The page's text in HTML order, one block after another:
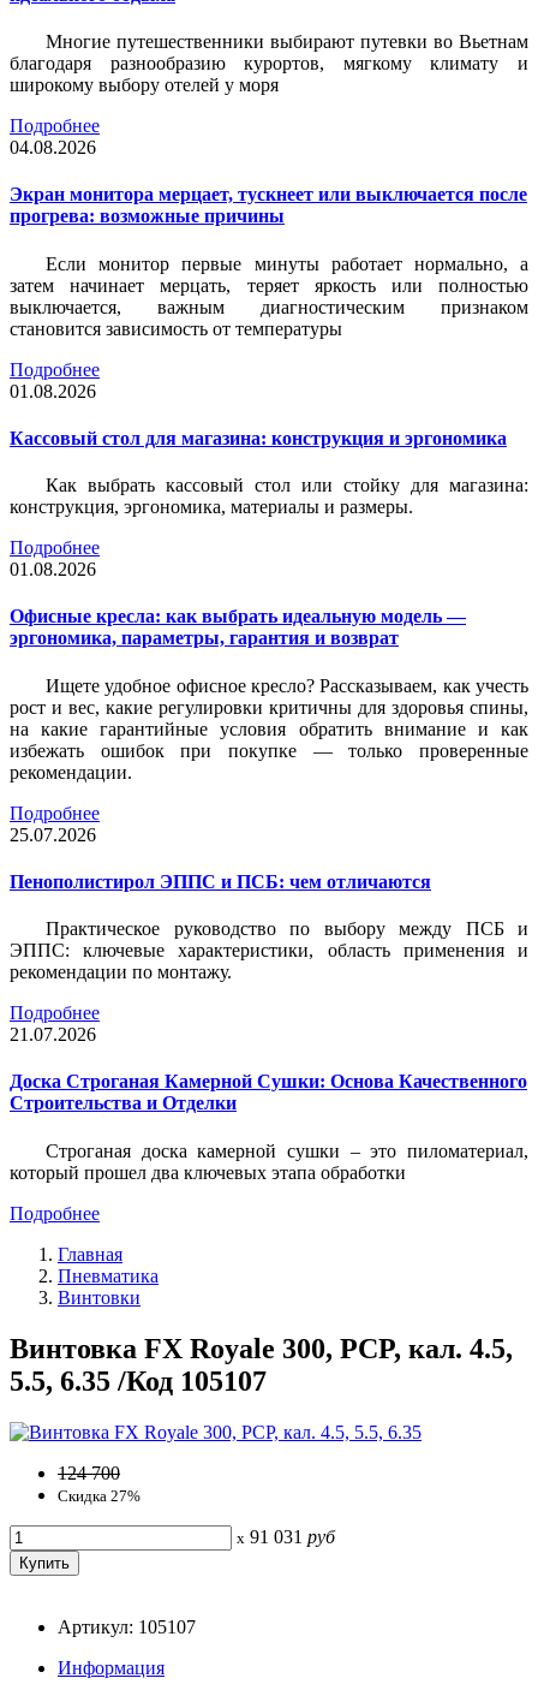
Многие путешественники выбирают путевки во Вьетнам
благодаря разнообразию курортов, мягкому климату и
широкому выбору отелей у моря
Подробнее
04.08.2026
Экран монитора мерцает, тускнеет или выключается после
прогрева: возможные причины
Если монитор первые минуты работает нормально, а
затем начинает мерцать, теряет яркость или полностью
выключается, важным диагностическим признаком
становится зависимость от температуры
Подробнее
01.08.2026
Кассовый стол для магазина: конструкция и эргономика
Как выбрать кассовый стол или стойку для магазина:
конструкция, эргономика, материалы и размеры.
Подробнее
01.08.2026
Офисные кресла: как выбрать идеальную модель —
эргономика, параметры, гарантия и возврат
Ищете удобное офисное кресло? Рассказываем, как учесть
рост и вес, какие регулировки критичны для здоровья спины,
на какие гарантийные условия обратить внимание и как
избежать ошибок при покупке — только проверенные
рекомендации.
Подробнее
25.07.2026
Пенополистирол ЭППС и ПСБ: чем отличаются
Практическое руководство по выбору между ПСБ и
ЭППС: ключевые характеристики, область применения и
рекомендации по монтажу.
Подробнее
21.07.2026
Доска Строганая Камерной Сушки: Основа Качественного
Строительства и Отделки
Строганая доска камерной сушки – это пиломатериал,
который прошел два ключевых этапа обработки
Подробнее
Главная
Пневматика
Винтовки
Винтовка FX Royale 300, PCP, кал. 4.5,
5.5, 6.35 /Код 105107
124 700
Скидка 27%
x 91 031 руб
Артикул: 105107
Информация